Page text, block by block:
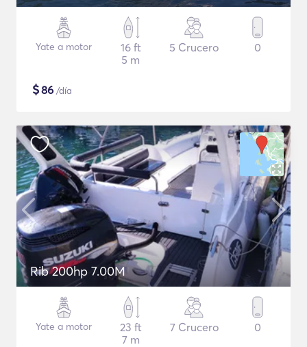
Yate a motor
16 ft
5 m
5 Crucero 0
$86 /día
Rib 200hp 7.00M
Yate a motor
23 ft
7 m
7 Crucero 0